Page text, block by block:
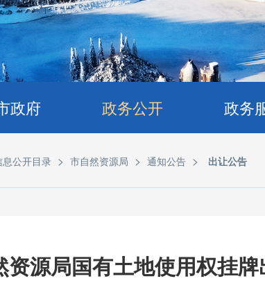
政府 政务公开 政务
公开目录 > 市自然资源局 > 通知公告 > 出让公告
资源局国有土地使用权挂